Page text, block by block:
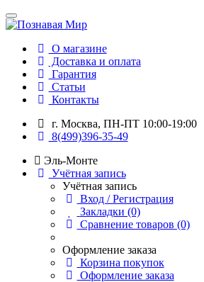
О магазине
Доставка и оплата
Гарантия
Статьи
Контакты
г. Москва, ПН-ПТ 10:00-19:00
8(499)396-35-49
Эль-Монте
Учётная запись
Учётная запись
Вход / Регистрация
Закладки (0)
Сравнение товаров (0)
Оформление заказа
Корзина покупок
Оформление заказа